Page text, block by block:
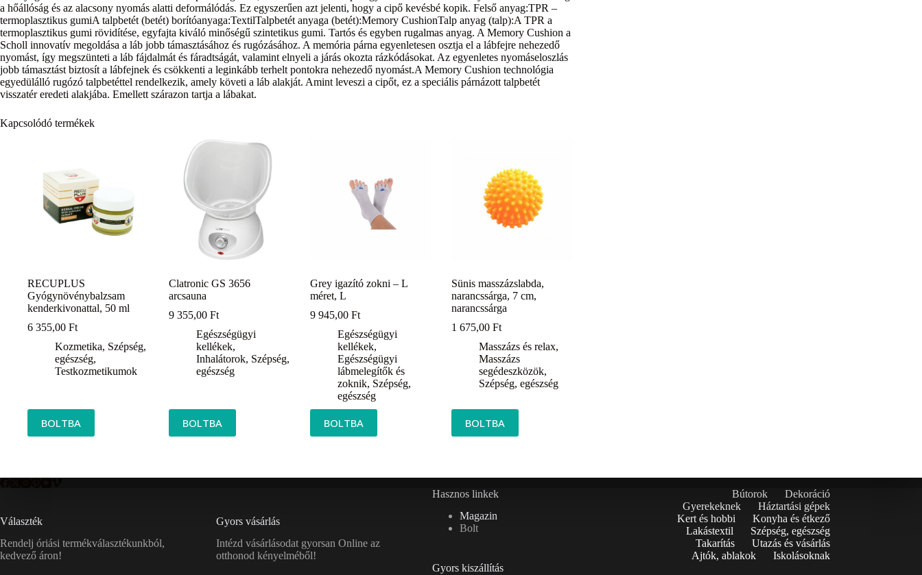
a hőállóság és az alacsony nyomás alatti deformálódás. Ez egyszerűen azt jelenti, hogy a cipő kevésbé kopik. Felső anyag:TPR –
termoplasztikus gumiA talpbetét (betét) borítóanyaga:TextilTalpbetét anyaga (betét):Memory CushionTalp anyag (talp):A TPR a
termoplasztikus gumi rövidítése, egyfajta kiváló minőségű szintetikus gumi. Tartós és egyben rugalmas anyag. A Memory Cushion a
Scholl innovatív megoldása a láb jobb támasztásához és rugózásához. A memória párna egyenletesen osztja el a lábfejre nehezedő
nyomást, így megszünteti a láb fájdalmát és fáradtságát, valamint elnyeli a járás okozta rázkódásokat. Az egyenletes nyomáseloszlás
jobb támasztást biztosít a lábfejnek és csökkenti a leginkább terhelt pontokra nehezedő nyomást.A Memory Cushion technológia
egyedülálló rugózó talpbetéttel rendelkezik, amely követi a láb alakját. Amint leveszi a cipőt, ez a speciális párnázott talpbetét
visszatér eredeti alakjába. Emellett szárazon tartja a lábakat.
Kapcsolódó termékek
RECUPLUS
Gyógynövénybalzsam
kenderkivonattal, 50 ml
6 355,00 Ft
Kozmetika, Szépség,
egészség,
Testkozmetikumok
BOLTBA
Clatronic GS 3656
arcsauna
9 355,00Ft
Egészségügyi
kellékek,
Inhalátorok, Szépség,
egészség
BOLTBA
Grey igazító zokni – L
méret, L
9 945,00Ft
Egészségügyi
kellékek,
Egészségügyi
lábmelegítők és
zoknik, Szépség,
egészség
BOLTBA
Sünis masszázslabda,
narancssárga, 7 cm,
narancssárga
1 675,00Ft
Masszázs és relax,
Masszázs
segédeszközök,
Szépség, egészség
BOLTBA
Választék
Rendelj óriási termékválasztékunkból,
kedvező áron!
Gyors vásárlás
Intézd vásárlásodat gyorsan Online az
otthonod kényelméből!
Hasznos linkek
Magazin
Bolt
Gyors kiszállítás
Bútorok
Dekoráció
Gyerekeknek
Háztartási gépek
Kert és hobbi
Konyha és étkező
Lakástextil
Szépség, egészség
Takarítás
Utazás és vásárlás
Ajtók, ablakok
Iskolásoknak